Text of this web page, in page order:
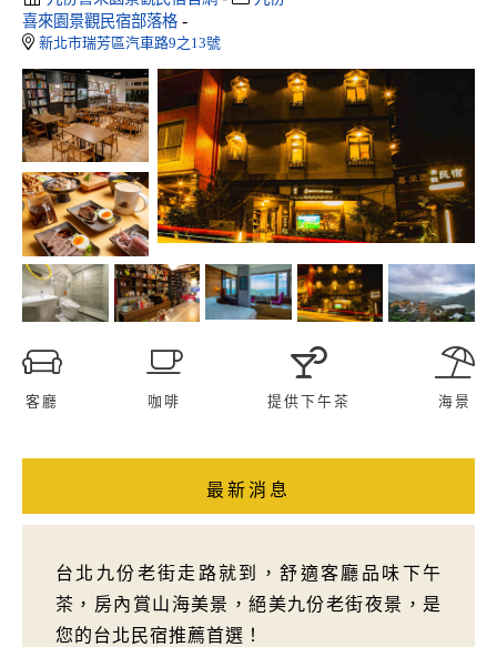
喜來園景觀民宿部落格 -
新北市瑞芳區汽車路9之13號
客廳 咖啡 提供下午茶 海景
最新消息
台北九份老街走路就到，舒適客廳品味下午
茶，房內賞山海美景，絕美九份老街夜景，是
您的台北民宿推薦首選！